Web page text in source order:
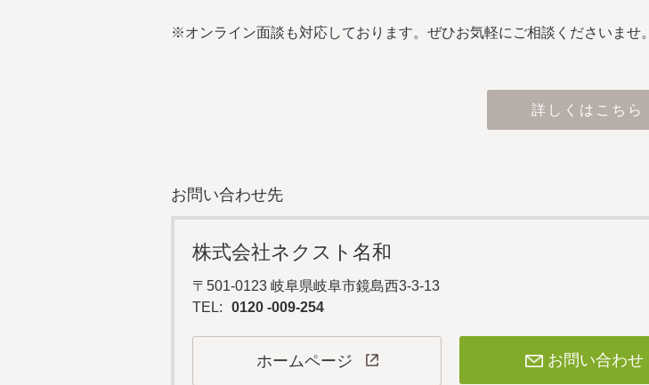
※オンライン面談も対応しております。ぜひお気軽にご相談くださいませ。
詳しくはこちら
お問い合わせ先
株式会社ネクスト名和
〒501-0123 岐阜県岐阜市鏡島西3-3-13
TEL:
0120 -009-254
ホームページ お問い合わせ